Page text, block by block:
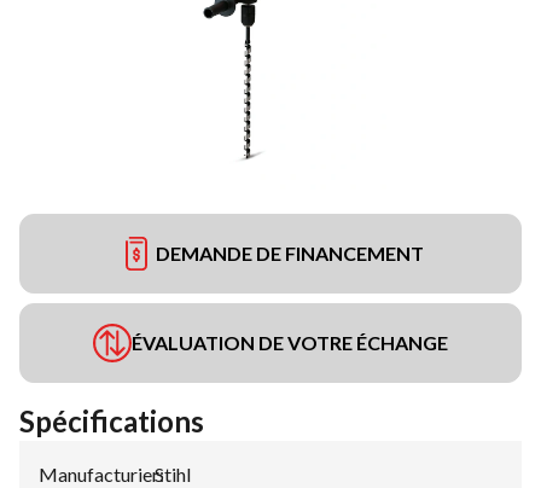
DEMANDE DE FINANCEMENT
ÉVALUATION DE VOTRE ÉCHANGE
Spécifications
Manufacturier:
Stihl